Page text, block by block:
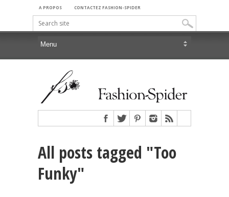
A PROPOS CONTACTEZ FASHION-SPIDER
All posts tagged "Too
Funky"